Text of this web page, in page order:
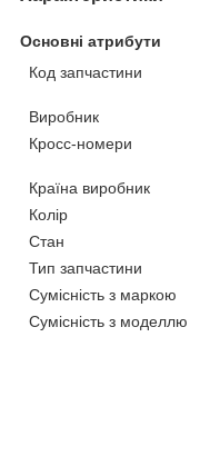
Основні атрибути
Код запчастини
Виробник
Кросс-номери
Країна виробник
Колір
Стан
Тип запчастини
Сумісність з маркою
Сумісність з моделлю